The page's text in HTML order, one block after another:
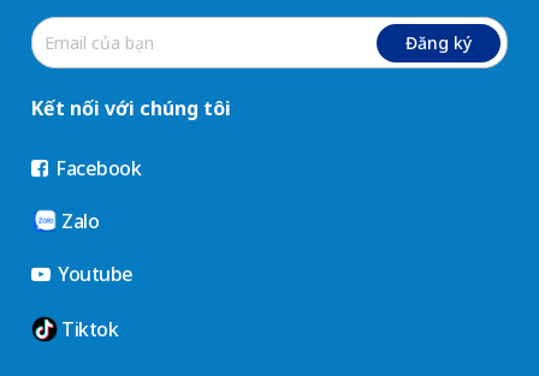
Đăng ký
Kết nối với chúng tôi
Facebook
Zalo
Youtube
Tiktok